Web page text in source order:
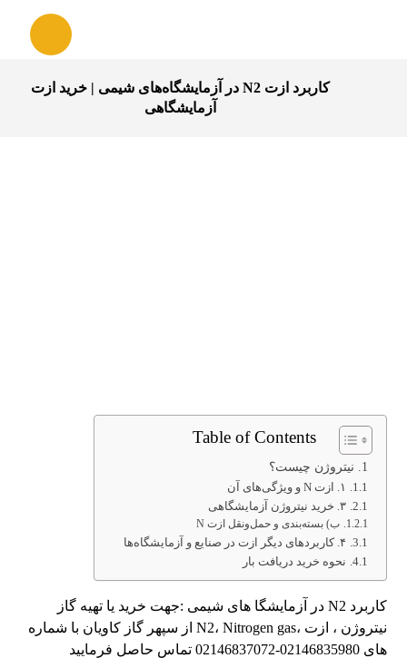
کاربرد ازت N2 در آزمایشگاه‌های شیمی | خرید ازت
آزمایشگاهی
Table of Contents
نیتروژن چیست؟
۱. ازت N و ویژگی‌های آن
۳. خرید نیتروژن آزمایشگاهی
ب) بسته‌بندی و حمل‌ونقل ازت N
۴. کاربردهای دیگر ازت در صنایع و آزمایشگاه‌ها
نحوه خرید دریافت بار
کاربرد N2 در آزمایشگا های شیمی :جهت خرید یا تهیه گاز
نیتروژن ، ازت ،N2، Nitrogen gas از سپهر گاز کاویان با شماره
های 02146835980-02146837072 تماس حاصل فرمایید